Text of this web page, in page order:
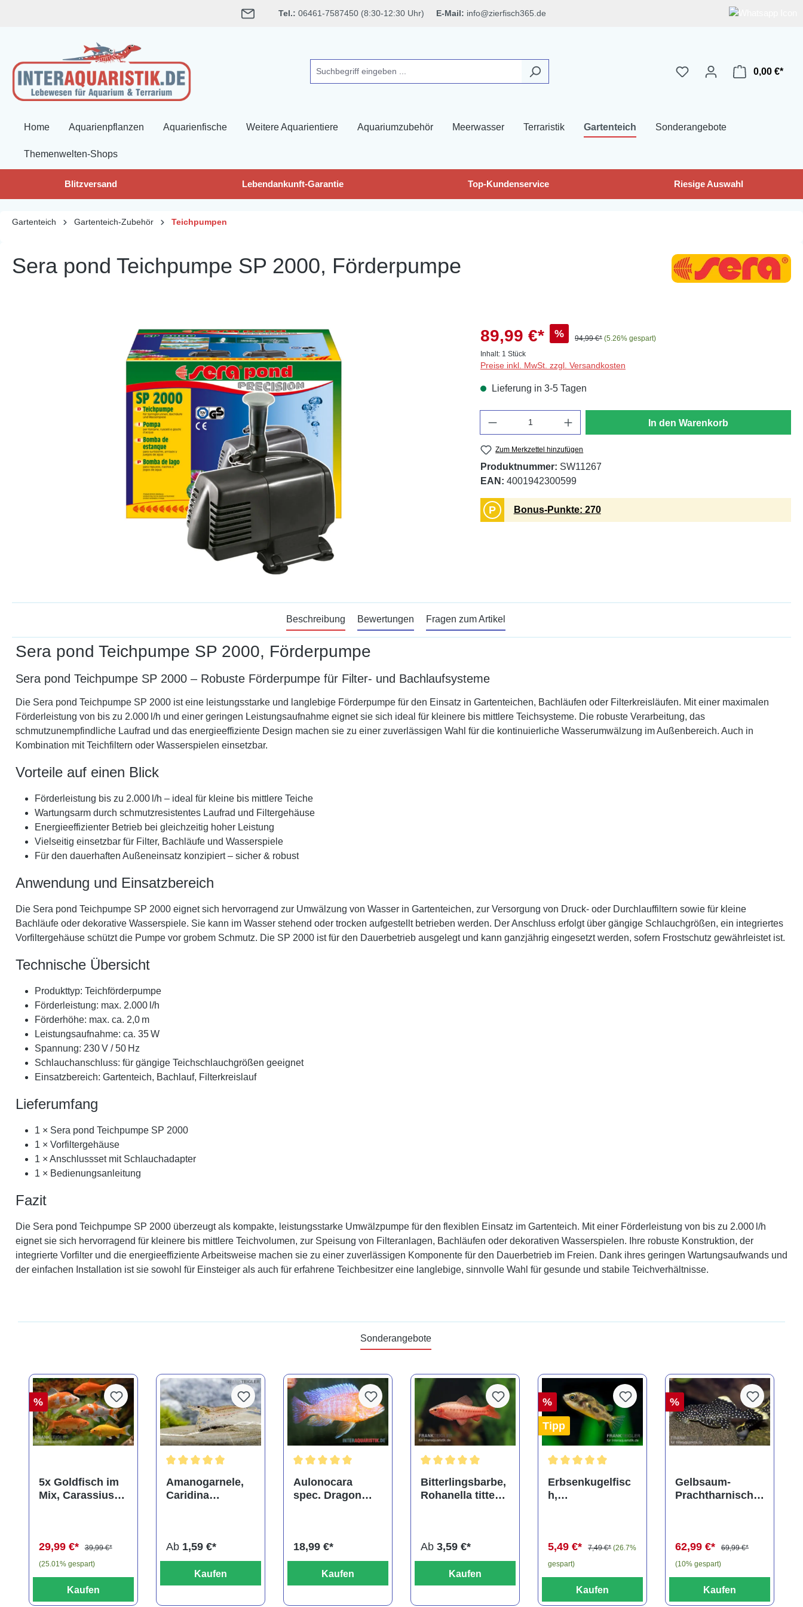
Tel.: 06461-7587450 (8:30-12:30 Uhr) E-Mail: info@zierfisch365.de
0,00 €*
Home Aquarienpflanzen Aquarienfische Weitere Aquarientiere Aquariumzubehör Meerwasser Terraristik Gartenteich Sonderangebote
Themenwelten-Shops
Blitzversand Lebendankunft-Garantie Top-Kundenservice Riesige Auswahl
Gartenteich Gartenteich-Zubehör Teichpumpen
Sera pond Teichpumpe SP 2000, Förderpumpe
89,99 €* % 94,99 €* (5.26% gespart)
Inhalt: 1 Stück
Preise inkl. MwSt. zzgl. Versandkosten
Lieferung in 3-5 Tagen
In den Warenkorb
Zum Merkzettel hinzufügen
Produktnummer: SW11267
EAN: 4001942300599
P Bonus-Punkte: 270
Beschreibung Bewertungen Fragen zum Artikel
Sera pond Teichpumpe SP 2000, Förderpumpe
Sera pond Teichpumpe SP 2000 – Robuste Förderpumpe für Filter- und Bachlaufsysteme
Die Sera pond Teichpumpe SP 2000 ist eine leistungsstarke und langlebige Förderpumpe für den Einsatz in Gartenteichen, Bachläufen oder Filterkreisläufen. Mit einer maximalen
Förderleistung von bis zu 2.000 l/h und einer geringen Leistungsaufnahme eignet sie sich ideal für kleinere bis mittlere Teichsysteme. Die robuste Verarbeitung, das
schmutzunempfindliche Laufrad und das energieeffiziente Design machen sie zu einer zuverlässigen Wahl für die kontinuierliche Wasserumwälzung im Außenbereich. Auch in
Kombination mit Teichfiltern oder Wasserspielen einsetzbar.
Vorteile auf einen Blick
Förderleistung bis zu 2.000 l/h – ideal für kleine bis mittlere Teiche
Wartungsarm durch schmutzresistentes Laufrad und Filtergehäuse
Energieeffizienter Betrieb bei gleichzeitig hoher Leistung
Vielseitig einsetzbar für Filter, Bachläufe und Wasserspiele
Für den dauerhaften Außeneinsatz konzipiert – sicher & robust
Anwendung und Einsatzbereich
Die Sera pond Teichpumpe SP 2000 eignet sich hervorragend zur Umwälzung von Wasser in Gartenteichen, zur Versorgung von Druck- oder Durchlauffiltern sowie für kleine
Bachläufe oder dekorative Wasserspiele. Sie kann im Wasser stehend oder trocken aufgestellt betrieben werden. Der Anschluss erfolgt über gängige Schlauchgrößen, ein integriertes
Vorfiltergehäuse schützt die Pumpe vor grobem Schmutz. Die SP 2000 ist für den Dauerbetrieb ausgelegt und kann ganzjährig eingesetzt werden, sofern Frostschutz gewährleistet ist.
Technische Übersicht
Produkttyp: Teichförderpumpe
Förderleistung: max. 2.000 l/h
Förderhöhe: max. ca. 2,0 m
Leistungsaufnahme: ca. 35 W
Spannung: 230 V / 50 Hz
Schlauchanschluss: für gängige Teichschlauchgrößen geeignet
Einsatzbereich: Gartenteich, Bachlauf, Filterkreislauf
Lieferumfang
1 × Sera pond Teichpumpe SP 2000
1 × Vorfiltergehäuse
1 × Anschlussset mit Schlauchadapter
1 × Bedienungsanleitung
Fazit
Die Sera pond Teichpumpe SP 2000 überzeugt als kompakte, leistungsstarke Umwälzpumpe für den flexiblen Einsatz im Gartenteich. Mit einer Förderleistung von bis zu 2.000 l/h
eignet sie sich hervorragend für kleinere bis mittlere Teichvolumen, zur Speisung von Filteranlagen, Bachläufen oder dekorativen Wasserspielen. Ihre robuste Konstruktion, der
integrierte Vorfilter und die energieeffiziente Arbeitsweise machen sie zu einer zuverlässigen Komponente für den Dauerbetrieb im Freien. Dank ihres geringen Wartungsaufwands und
der einfachen Installation ist sie sowohl für Einsteiger als auch für erfahrene Teichbesitzer eine langlebige, sinnvolle Wahl für gesunde und stabile Teichverhältnisse.
Sonderangebote
%
5x Goldfisch im
Mix, Carassius
29,99 €*
39,99 €*
(25.01% gespart)
Kaufen
Amanogarnele,
Caridina
Ab 1,59 €*
Kaufen
Aulonocara
spec. Dragon
18,99 €*
Kaufen
Bitterlingsbarbe,
Rohanella titteya,
Ab 3,59 €*
Kaufen
%
Tipp
Erbsenkugelfisc
h,
5,49 €*
7,49 €* (26.7%
gespart)
Kaufen
%
Gelbsaum-
Prachtharnischw
62,99 €*
69,99 €*
(10% gespart)
Kaufen